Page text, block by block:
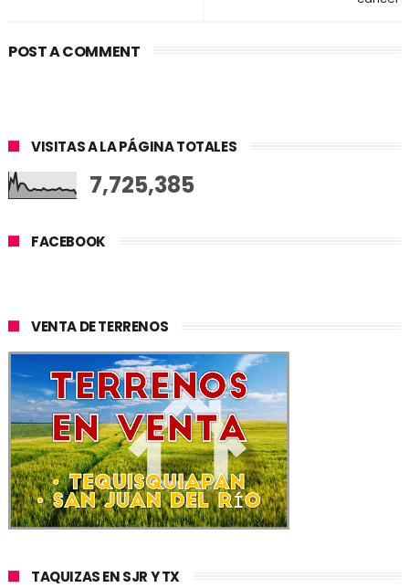
POST A COMMENT
VISITAS A LA PÁGINA TOTALES
7,725,385
FACEBOOK
VENTA DE TERRENOS
TAQUIZAS EN SJR Y TX